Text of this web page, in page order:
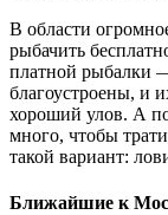
В области
рыбачить
платной рыбалки
благоустроены, и
хороший улов. А
много, чтобы
такой вариант:
Ближайшие к